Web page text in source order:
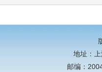
地址：
邮编：